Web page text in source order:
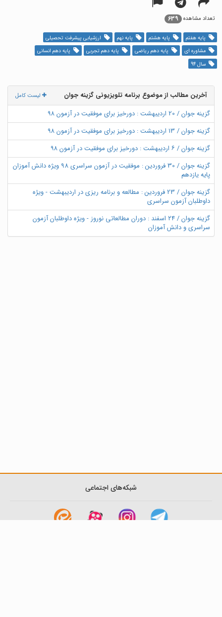
تعداد مشاهده 639
پایه هفتم پایه هشتم پایه نهم
ارزشیابی پیشرفت تحصیلی
مشاوره ای
پایه دهم ریاضی پایه دهم تجربی
پایه دهم انسانی
سال 94
لیست کامل
آخرین مطالب از موضوع برنامه تلویزیونی گزینه جوان
گزینه جوان / 20 اردیبهشت : دورخیز برای موفقیت در آزمون ۹۸
گزینه جوان / 13 اردیبهشت : دورخیز برای موفقیت در آزمون ۹۸
گزینه جوان / ۶ اردیبهشت : دورخیز برای موفقیت در آزمون ۹۸
گزینه جوان / 30 فروردین : موفقیت در آزمون سراسری 98 ویژه دانش آموزان
پایه یازدهم
گزینه جوان / 23 فروردین : مطالعه و برنامه ریزی در اردیبهشت - ویژه
داوطلبان آزمون سراسری
گزینه جوان / ۲۴ اسفند : دوران مطالعاتی نوروز - ویژه داوطلبان آزمون
سراسری و دانش آموزان
شبکه‌های اجتماعی